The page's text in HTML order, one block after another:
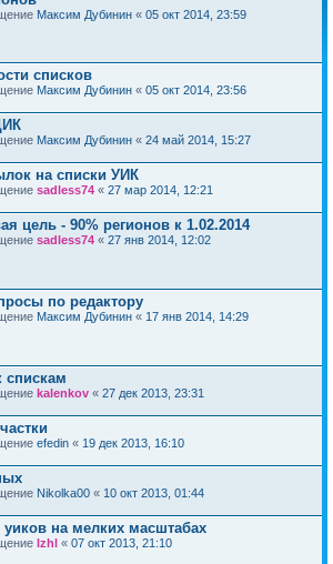
Максим Дубинин « 05 окт 2014, 23:59
списков
Максим Дубинин « 05 окт 2014, 23:56
Максим Дубинин « 24 май 2014, 15:27
на списки УИК
sadless74 « 27 мар 2014, 12:21
цель - 90% регионов к 1.02.2014
sadless74 « 27 янв 2014, 12:02
по редактору
Максим Дубинин « 17 янв 2014, 14:29
спискам
kalenkov « 27 дек 2013, 23:31
efedin « 19 дек 2013, 16:10
Nikolka00 « 10 окт 2013, 01:44
на мелких масштабах
lzhl « 07 окт 2013, 21:10